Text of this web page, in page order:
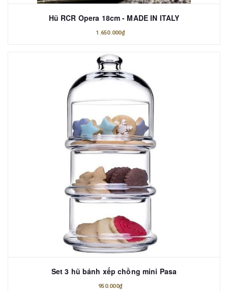
Hũ RCR Opera 18cm - MADE IN ITALY
1.650.000₫
Set 3 hũ bánh xếp chồng mini Pasa
950.000₫